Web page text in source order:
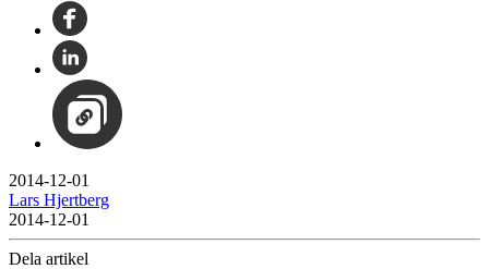
2014-12-01
Lars Hjertberg
2014-12-01
Dela artikel